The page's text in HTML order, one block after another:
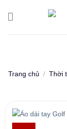
Trang chủ / Thời